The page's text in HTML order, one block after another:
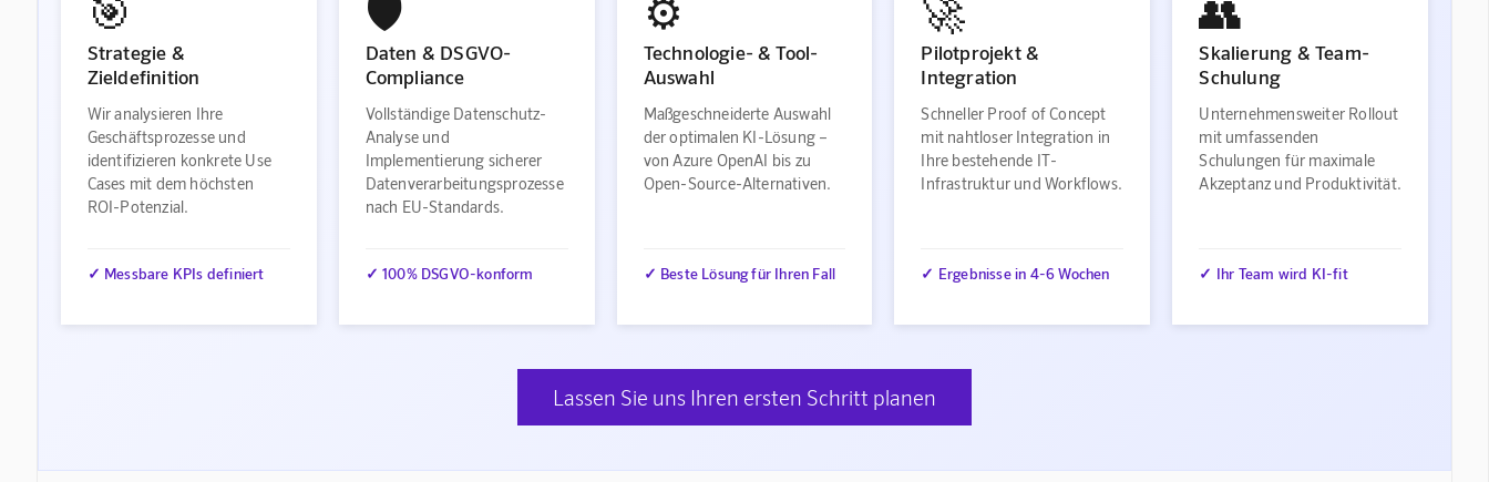
🎯
Strategie &
Zieldefinition
Wir analysieren Ihre
Geschäftsprozesse und
identifizieren konkrete Use
Cases mit dem höchsten
ROI-Potenzial.
✓ Messbare KPIs definiert
🛡️
Daten & DSGVO-
Compliance
Vollständige Datenschutz-
Analyse und
Implementierung sicherer
Datenverarbeitungsprozesse
nach EU-Standards.
✓ 100% DSGVO-konform
⚙️
Technologie- & Tool-
Auswahl
Maßgeschneiderte Auswahl
der optimalen KI-Lösung –
von Azure OpenAI bis zu
Open-Source-Alternativen.
✓ Beste Lösung für Ihren Fall
🚀
Pilotprojekt &
Integration
Schneller Proof of Concept
mit nahtloser Integration in
Ihre bestehende IT-
Infrastruktur und Workflows.
✓ Ergebnisse in 4-6 Wochen
👥
Skalierung & Team-
Schulung
Unternehmensweiter Rollout
mit umfassenden
Schulungen für maximale
Akzeptanz und Produktivität.
✓ Ihr Team wird KI-fit
Lassen Sie uns Ihren ersten Schritt planen